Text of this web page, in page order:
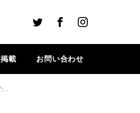
Instagram
載 お問い合わせ
。